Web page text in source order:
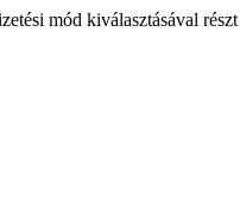
mód kiválasztásával